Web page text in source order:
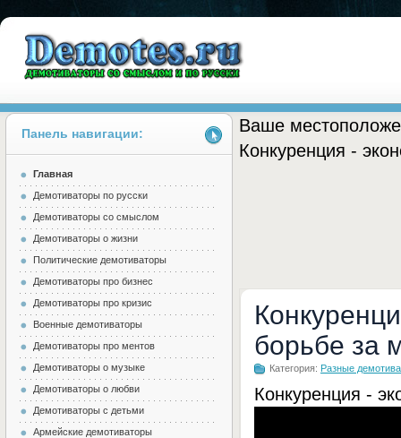
Demotes.ru
Ваше
Конкуренция -
борьбе за
Категория: Разные
Конкуренция -
Панель навигации:
Главная
Демотиваторы по русски
Демотиваторы со смыслом
Демотиваторы о жизни
Политические демотиваторы
Демотиваторы про бизнес
Демотиваторы про кризис
Военные демотиваторы
Демотиваторы про ментов
Демотиваторы о музыке
Демотиваторы о любви
Демотиваторы с детьми
Армейские демотиваторы